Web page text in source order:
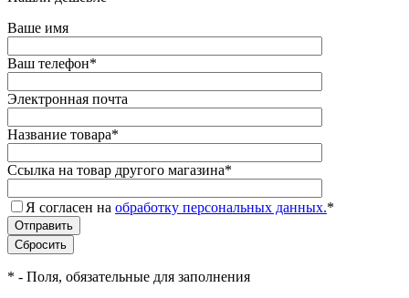
Ваше имя
Ваш телефон*
Электронная почта
Название товара*
Ссылка на товар другого магазина*
Я согласен на обработку персональных данных.*
* - Поля, обязательные для заполнения